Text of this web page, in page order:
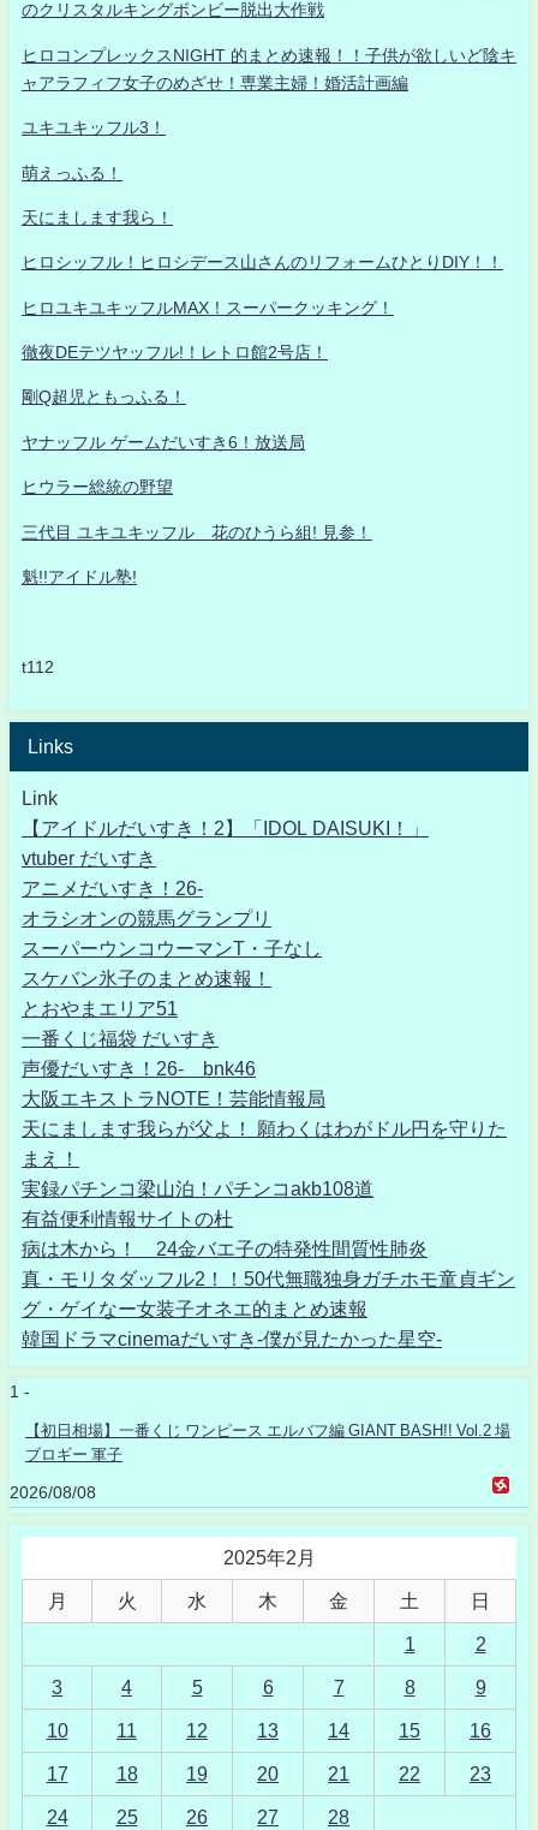
のクリスタルキングボンビー脱出大作戦
ヒロコンプレックスNIGHT 的まとめ速報！！子供が欲しいど陰キ
ャアラフィフ女子のめざせ！専業主婦！婚活計画編
ユキユキッフル3！
萌えっふる！
天にまします我ら！
ヒロシッフル！ヒロシデース山さんのリフォームひとりDIY！！
ヒロユキユキッフルMAX！スーパークッキング！
徹夜DEテツヤッフル!！レトロ館2号店！
剛Q超児ともっふる！
ヤナッフル ゲームだいすき6！放送局
ヒウラー総統の野望
三代目 ユキユキッフル 花のひうら組! 見参！
魁!!アイドル塾!
t112
Links
Link
【アイドルだいすき！2】「IDOL DAISUKI！」
vtuber だいすき
アニメだいすき！26-
オラシオンの競馬グランプリ
スーパーウンコウーマンT・子なし
スケバン氷子のまとめ速報！
とおやまエリア51
一番くじ福袋 だいすき
声優だいすき！26- bnk46
大阪エキストラNOTE！芸能情報局
天にまします我らが父よ！ 願わくはわがドル円を守りた
まえ！
実録パチンコ梁山泊！パチンコakb108道
有益便利情報サイトの杜
病は木から！ 24金バエ子の特発性間質性肺炎
真・モリタダッフル2！！50代無職独身ガチホモ童貞ギン
グ・ゲイなー女装子オネエ的まとめ速報
韓国ドラマcinemaだいすき-僕が見たかった星空-
1 -
【初日相場】一番くじ ワンピース エルバフ編 GIANT BASH!! Vol.2 場
ブロギー 軍子
2026/08/08
2025年2月
月 火 水 木 金 土 日
1 2
3 4 5 6 7 8 9
10 11 12 13 14 15 16
17 18 19 20 21 22 23
24 25 26 27 28